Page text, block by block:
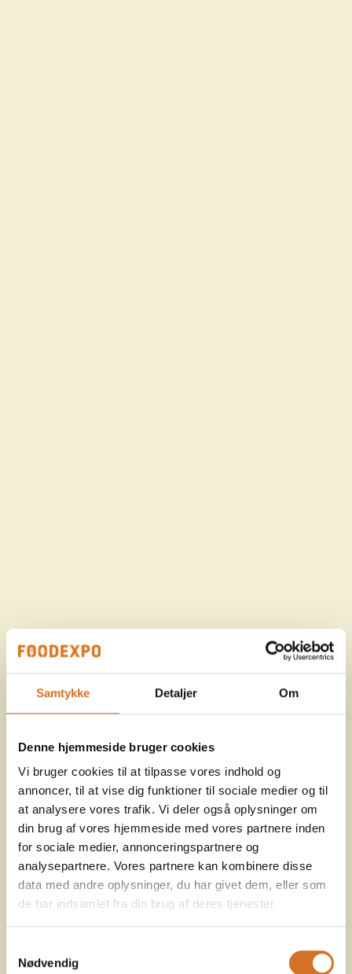
Samtykke Detaljer Om
Denne hjemmeside bruger cookies
Vi bruger cookies til at tilpasse vores indhold og
annoncer, til at vise dig funktioner til sociale medier og til
at analysere vores trafik. Vi deler også oplysninger om
din brug af vores hjemmeside med vores partnere inden
for sociale medier, annonceringspartnere og
analysepartnere. Vores partnere kan kombinere disse
data med andre oplysninger, du har givet dem, eller som
de har indsamlet fra din brug af deres tjenester.
Nødvendig